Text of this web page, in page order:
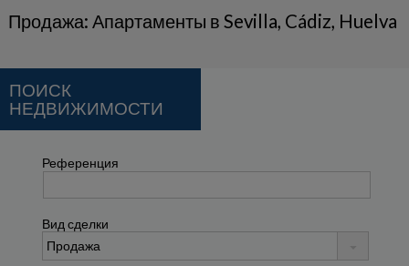
Продажа: Апартаменты в Sevilla, Cádiz, Huelva
ПОИСК
НЕДВИЖИМОСТИ
Референция
Вид сделки